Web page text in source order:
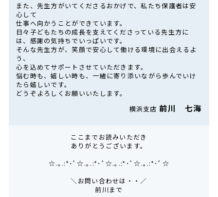
また、先生方がいてくださるおかげで、私たち保護者は安
心して
仕事へ向かうことができています。
日々子どもたちの成長を支えてくださっている先生方に
は、感謝の気持ちでいっぱいです。
そんな先生方が、笑顔で安心して働ける環境に出会えるよ
う、
心を込めてサポートさせていただきます。
悩む時も、嬉しい時も、一緒に寄り添いながら歩んでいけ
たら嬉しいです。
どうぞよろしくお願いいたします。
横浜支店 前川 七海
ここまでお読みいただき
ありがとうございます。
☆.｡.:*･ﾟ☆.｡.:*･ﾟ☆.｡.:*･ﾟ☆.｡.:*･ﾟ☆
＼お問い合わせは・・／
前川まで